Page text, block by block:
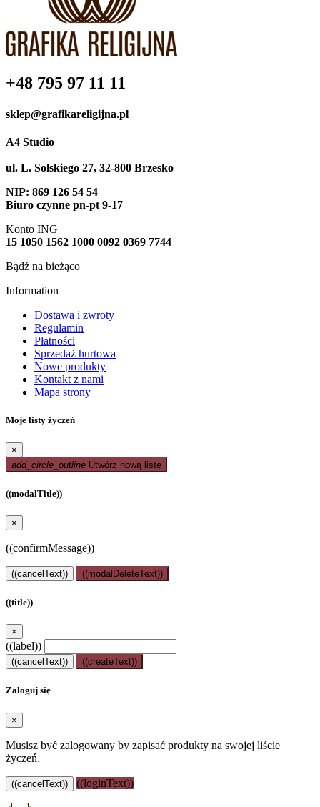
+48 795 97 11 11
sklep@grafikareligijna.pl
A4 Studio
ul. L. Solskiego 27, 32-800 Brzesko
NIP: 869 126 54 54
Biuro czynne pn-pt 9-17
Konto ING
15 1050 1562 1000 0092 0369 7744
Bądź na bieżąco
Information
Dostawa i zwroty
Regulamin
Płatności
Sprzedaż hurtowa
Nowe produkty
Kontakt z nami
Mapa strony
Moje listy życzeń
×
add_circle_outline Utwórz nową listę
((modalTitle))
×
((confirmMessage))
((cancelText)) ((modalDeleteText))
((title))
×
((label))
((cancelText)) ((createText))
Zaloguj się
×
Musisz być zalogowany by zapisać produkty na swojej liście
życzeń.
((cancelText)) ((loginText))